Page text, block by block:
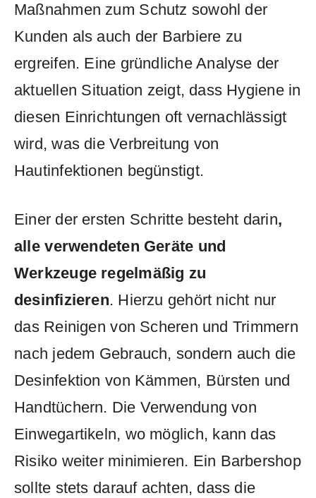
Maßnahmen zum⁤ Schutz sowohl ‍der⁢
Kunden als auch ⁤der Barbiere zu⁣
ergreifen. Eine gründliche⁣ Analyse der
aktuellen⁤ Situation zeigt, dass Hygiene​ in
diesen Einrichtungen oft vernachlässigt
wird, was ​die ‌Verbreitung von
Hautinfektionen begünstigt.
Einer der ersten ⁣Schritte besteht darin,
alle ⁢verwendeten Geräte⁢ und
Werkzeuge regelmäßig zu
desinfizieren. Hierzu gehört nicht ​nur
⁣das Reinigen⁤ von Scheren und ⁤Trimmern
⁤nach jedem Gebrauch, sondern auch die
Desinfektion ⁢von Kämmen, ⁤Bürsten und
Handtüchern. Die Verwendung von
Einwegartikeln, wo möglich,⁤ kann ‌das⁣
Risiko weiter minimieren. Ein ​Barbershop
‌sollte stets⁣ darauf achten, ​dass die ​